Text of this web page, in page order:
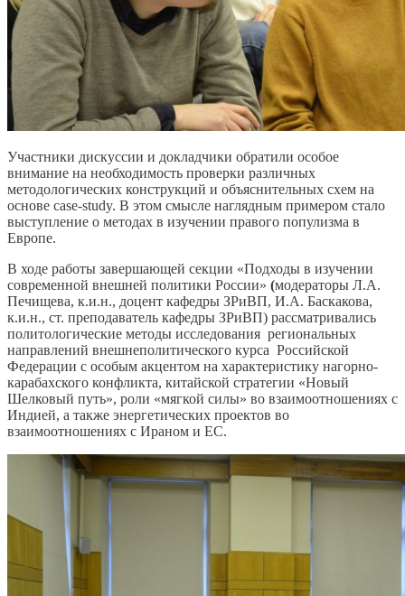
Участники дискуссии и докладчики обратили особое
внимание на необходимость проверки различных
методологических конструкций и объяснительных схем на
основе case-study. В этом смысле наглядным примером стало
выступление о методах в изучении правого популизма в
Европе.
В ходе работы завершающей секции «Подходы в изучении
современной внешней политики России» (модераторы Л.А.
Печищева, к.и.н., доцент кафедры ЗРиВП, И.А. Баскакова,
к.и.н., ст. преподаватель кафедры ЗРиВП) рассматривались
политологические методы исследования региональных
направлений внешнеполитического курса Российской
Федерации с особым акцентом на характеристику нагорно-
карабахского конфликта, китайской стратегии «Новый
Шелковый путь», роли «мягкой силы» во взаимоотношениях с
Индией, а также энергетических проектов во
взаимоотношениях с Ираном и ЕС.